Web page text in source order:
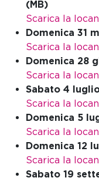
(MB)
Scarica la
Domenica 31
Scarica la
Domenica 28
Scarica la
Sabato 4
Scarica la
Domenica 5
Scarica la
Domenica 12
Scarica la
Sabato 19